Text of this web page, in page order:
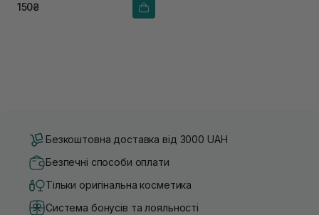
150₴
Безкоштовна доставка від 3000 UAH
Безпечні способи оплати
Тільки оригінальна косметика
Система бонусів та лояльності